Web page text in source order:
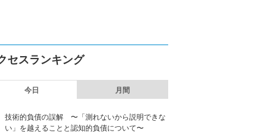
セスランキング
今日 月間
技術的負債の誤解 〜「測れないから説明できな
い」を越えることと認知的負債について〜